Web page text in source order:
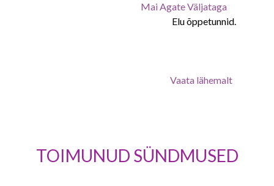
Mai Agate Väljataga
Elu õppetunnid.
Vaata lähemalt
TOIMUNUD SÜNDMUSED